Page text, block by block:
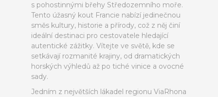
s pohostinnými břehy Středozemního moře.
Tento úžasný kout Francie nabízí jedinečnou
směs kultury, historie a přírody, což z něj činí
ideální destinaci pro cestovatele hledající
autentické zážitky. Vítejte ve světě, kde se
setkávají rozmanité krajiny, od dramatických
horských výhledů až po tiché vinice a ovocné
sady.
Jedním z největších lákadel regionu ViaRhona